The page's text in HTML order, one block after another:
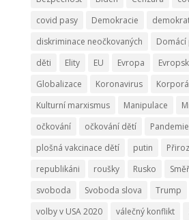
covid pasy
Demokracie
diskriminace neočkovaných
Domácí
děti
Elity EU Evropa
Globalizace
Koronavirus
Kulturní marxismus
Manipulace
očkování
očkování dětí
Pandemie
plošná vakcinace dětí
putin
republikáni
roušky Rusko
svoboda
Svoboda slova Trump
volby v USA 2020
válečný konflikt